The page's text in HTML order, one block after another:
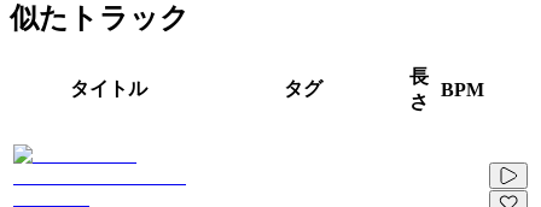
似たトラック
タイトル タグ
長
さ
BPM